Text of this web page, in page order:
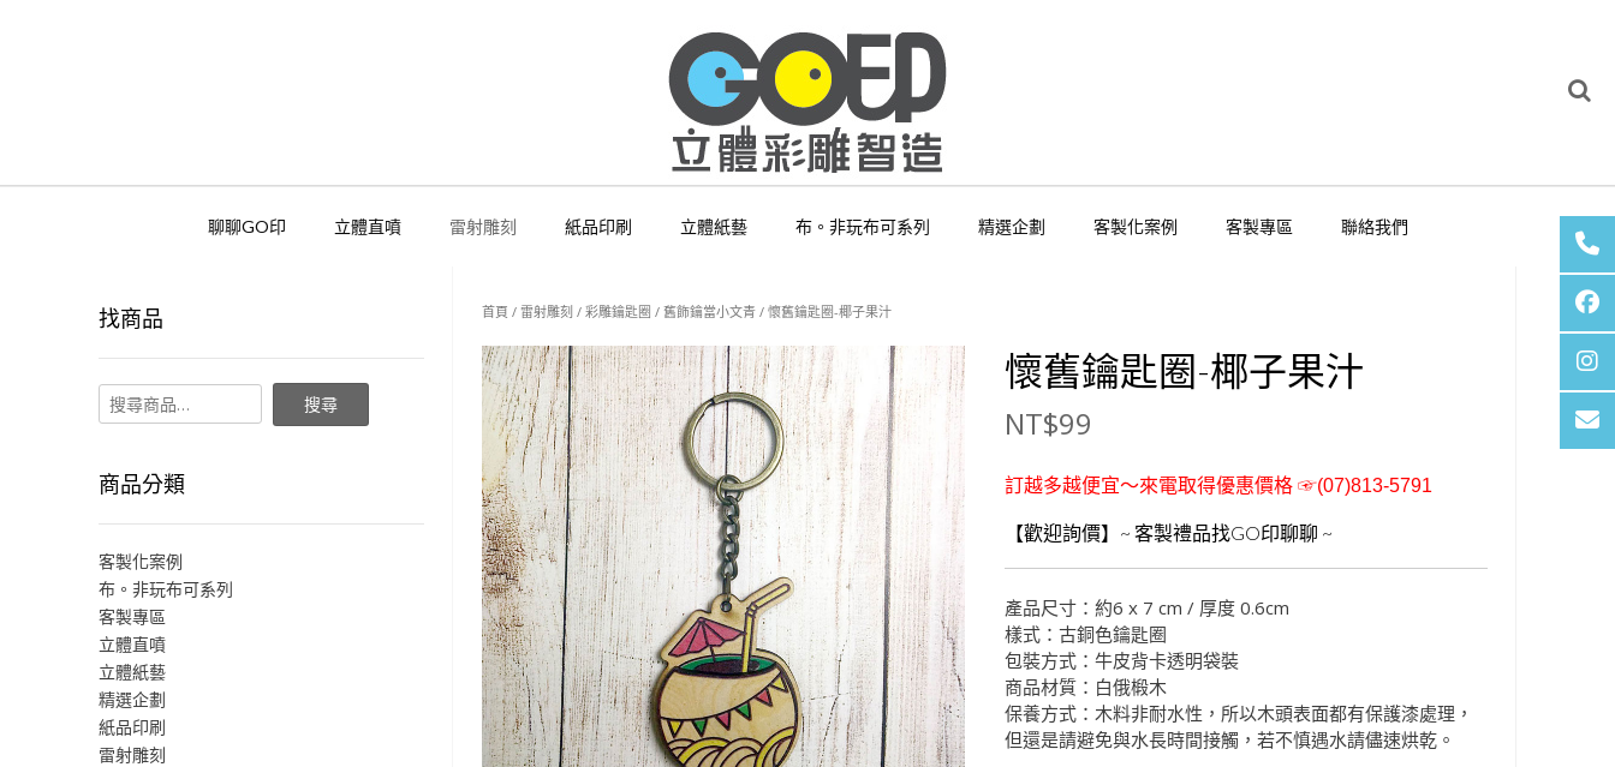
聊聊GO印 立體直噴 雷射雕刻 紙品印刷 立體紙藝 布。非玩布可系列 精選企劃 客製化案例 客製專區 聯絡我們
首頁 / 雷射雕刻 / 彩雕鑰匙圈 / 舊飾鑰當小文青/ 懷舊鑰匙圈-椰子果汁
懷舊鑰匙圈-椰子果汁
NT$99
訂越多越便宜～來電取得優惠價格 ☞(07)813-5791
【歡迎詢價】~ 客製禮品找GO印聊聊 ~
產品尺寸：約6 x 7 cm / 厚度 0.6cm
樣式：古銅色鑰匙圈
包裝方式：牛皮背卡透明袋裝
商品材質：白俄椴木
保養方式：木料非耐水性，所以木頭表面都有保護漆處理，
但還是請避免與水長時間接觸，若不慎遇水請儘速烘乾。
找商品
搜尋
商品分類
客製化案例
布。非玩布可系列
客製專區
立體直噴
立體紙藝
精選企劃
紙品印刷
雷射雕刻